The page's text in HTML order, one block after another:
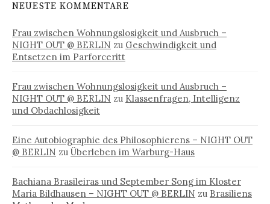
NEUESTE KOMMENTARE
Frau zwischen Wohnungslosigkeit und Ausbruch –
NIGHT OUT @ BERLIN zu Geschwindigkeit und
Entsetzen im Parforceritt
Frau zwischen Wohnungslosigkeit und Ausbruch –
NIGHT OUT @ BERLIN zu Klassenfragen, Intelligenz
und Obdachlosigkeit
Eine Autobiographie des Philosophierens – NIGHT OUT
@ BERLIN zu Überleben im Warburg-Haus
Bachiana Brasileiras und September Song im Kloster
Maria Bildhausen – NIGHT OUT @ BERLIN zu Brasiliens